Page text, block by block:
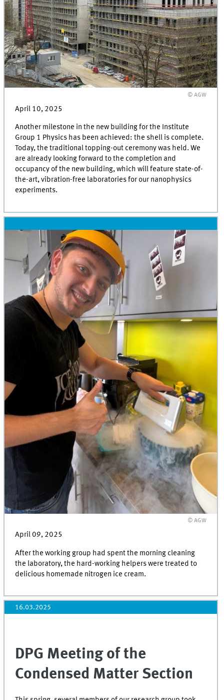
© AGW
April 10, 2025
Another milestone in the new building for the Institute
Group 1 Physics has been achieved: the shell is complete.
Today, the traditional topping-out ceremony was held. We
are already looking forward to the completion and
occupancy of the new building, which will feature state-of-
the-art, vibration-free laboratories for our nanophysics
experiments.
© AGW
April 09, 2025
After the working group had spent the morning cleaning
the laboratory, the hard-working helpers were treated to
delicious homemade nitrogen ice cream.
16.03.2025
DPG Meeting of the
Condensed Matter Section